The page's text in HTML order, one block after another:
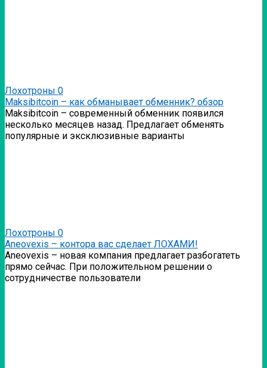
Лохотроны 0
Мaksibitcoin – как обманывает обменник? обзор
Мaksibitcoin – современный обменник появился
несколько месяцев назад. Предлагает обменять
популярные и эксклюзивные варианты
Лохотроны 0
Аneovexis – контора вас сделает ЛОХАМИ!
Аneovexis – новая компания предлагает разбогатеть
прямо сейчас. При положительном решении о
сотрудничестве пользователи